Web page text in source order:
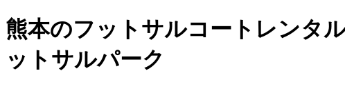
熊本のフットサルコートレンタル
ットサルパーク